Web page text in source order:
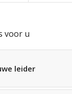
voor u
leider